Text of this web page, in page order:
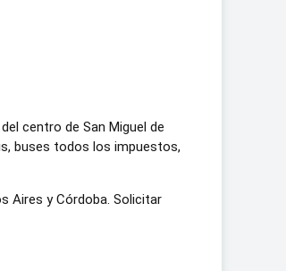
centro de San Miguel de
buses todos los impuestos,
Aires y Córdoba. Solicitar